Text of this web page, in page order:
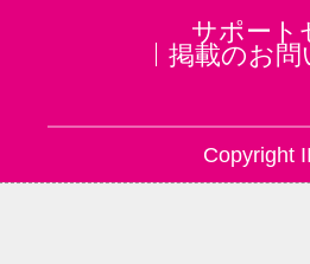
サポート
掲載のお問
Copyright